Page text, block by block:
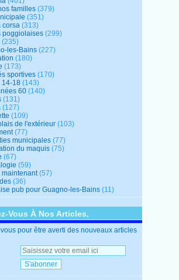
familles (379)
(351)
corsa (313)
poggiolaises (299)
(235)
les-Bains (227)
(180)
(173)
sportives (170)
14-18 (143)
60 (140)
(131)
(127)
(109)
de l'extérieur (103)
(77)
municipales (77)
du maquis (75)
(67)
(59)
maintenant(57)
(36)
pub pour Guagno-les-Bains (11)
Vous À Nos Articles,
pour être averti des nouveaux articles